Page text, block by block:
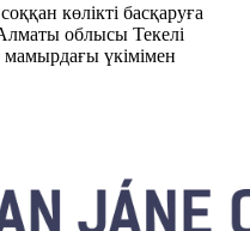
көлікті басқаруға
облысы Текелі
үкімімен